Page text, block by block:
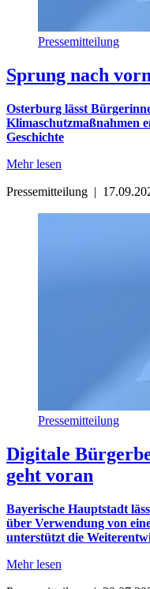
Pressemitteilung
Sprung nach
Osterburg lässt
Klimaschutzmaßnahmen
Geschichte
Mehr lesen
Pressemitteilung |
Pressemitteilung
Digitale
geht voran
Bayerische Hauptstadt
über Verwendung von
unterstützt die
Mehr lesen